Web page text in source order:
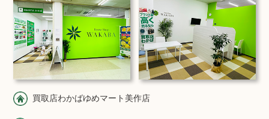
買取店わかばゆめマート美作店